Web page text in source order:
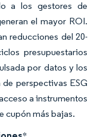
a los gestores de
el mayor ROI.
reducciones del 20-
presupuestarios
por datos y los
perspectivas ESG
a instrumentos
cupón más bajas.